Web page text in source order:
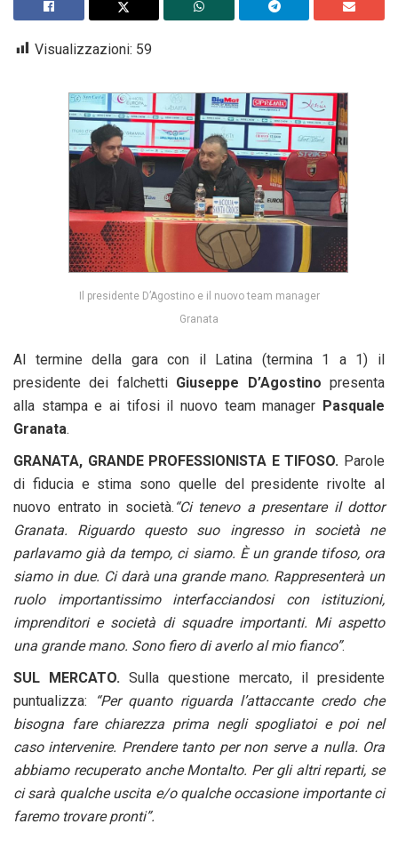
Visualizzazioni: 59
Il presidente D’Agostino e il nuovo team manager
Granata
Al termine della gara con il Latina (termina 1 a 1) il
presidente dei falchetti Giuseppe D’Agostino presenta
alla stampa e ai tifosi il nuovo team manager Pasquale
Granata.
GRANATA, GRANDE PROFESSIONISTA E TIFOSO. Parole
di fiducia e stima sono quelle del presidente rivolte al
nuovo entrato in società. “Ci tenevo a presentare il dottor
Granata. Riguardo questo suo ingresso in società ne
parlavamo già da tempo, ci siamo. È un grande tifoso, ora
siamo in due. Ci darà una grande mano. Rappresenterà un
ruolo importantissimo interfacciandosi con istituzioni,
imprenditori e società di squadre importanti. Mi aspetto
una grande mano. Sono fiero di averlo al mio fianco”.
SUL MERCATO. Sulla questione mercato, il presidente
puntualizza:
“Per quanto riguarda l’attaccante credo che
bisogna fare chiarezza prima negli spogliatoi e poi nel
caso intervenire. Prendere tanto per non serve a nulla. Ora
abbiamo recuperato anche Montalto. Per gli altri reparti, se
ci sarà qualche uscita e/o qualche occasione importante ci
faremo trovare pronti”.